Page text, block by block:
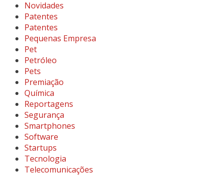
Novidades
Patentes
Patentes
Pequenas Empresa
Pet
Petróleo
Pets
Premiação
Química
Reportagens
Segurança
Smartphones
Software
Startups
Tecnologia
Telecomunicações